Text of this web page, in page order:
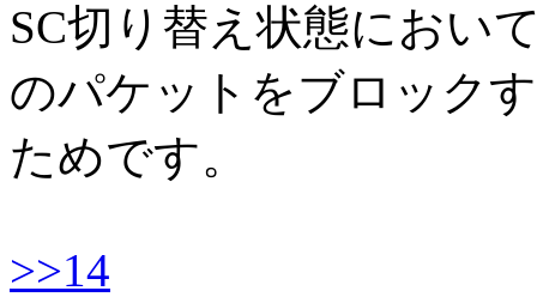
SC切り替え状態におい
のパケットをブロック
ためです。
>>14